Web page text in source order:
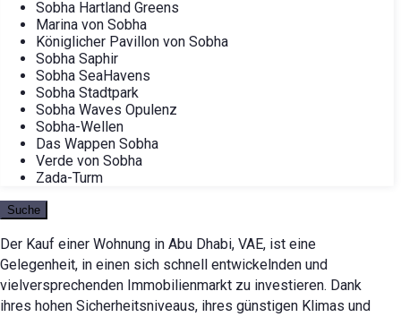
Sobha Hartland Greens
Marina von Sobha
Königlicher Pavillon von Sobha
Sobha Saphir
Sobha SeaHavens
Sobha Stadtpark
Sobha Waves Opulenz
Sobha-Wellen
Das Wappen Sobha
Verde von Sobha
Zada-Turm
Suche
Der Kauf einer Wohnung in Abu Dhabi, VAE, ist eine
Gelegenheit, in einen sich schnell entwickelnden und
vielversprechenden Immobilienmarkt zu investieren. Dank
ihres hohen Sicherheitsniveaus, ihres günstigen Klimas und